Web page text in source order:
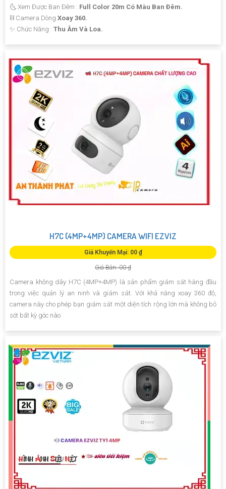
🌜 Xem Được Ban Đêm : Full Color 20m Có Màu Ban Ðêm.
⛓ Camera Dòng Xoay 360.
️✨ Chức Năng : Thu Âm Và Loa.
H7C (4MP+4MP) CAMERA WIFI EZVIZ
Giá Khuyến Mại: 00 ₫
Giá Bán: 00 ₫
Camera không dây H7C (4MP+4MP) là sản phẩm giám sát hàng đầu
trong việc quản lý an ninh và giám sát. Với khả năng xoay 360 độ,
camera này cho phép bạn giám sát một diện tích rộng lớn mà không bỏ
sót bất kỳ góc nào